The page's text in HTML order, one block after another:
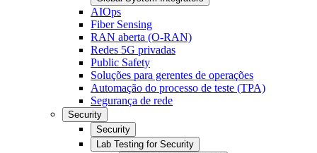
AIOps
Fiber Sensing
RAN aberta (O-RAN)
Redes 5G privadas
Public Safety
Soluções para gerentes de operações
Automação do processo de teste (TPA)
Segurança de rede
Security
Security
Lab Testing for Security